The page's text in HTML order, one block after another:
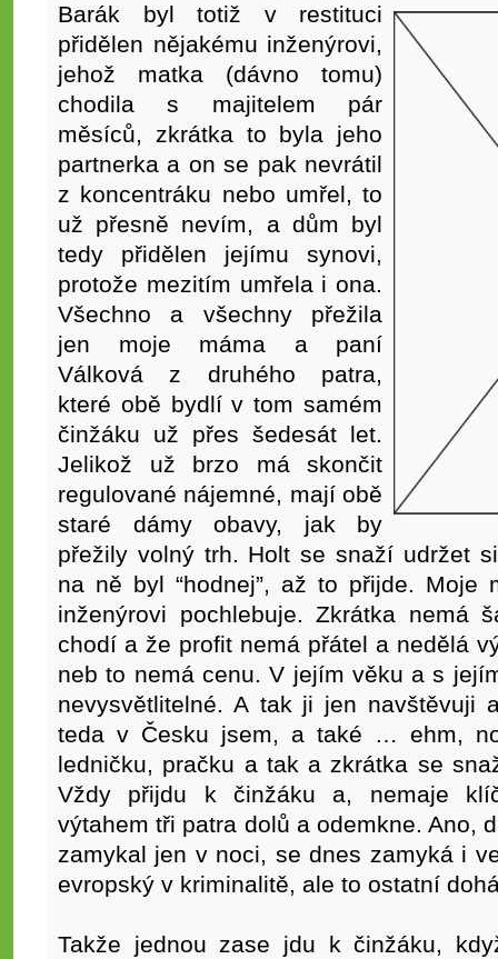
Barák byl totiž v restituci
přidělen nějakému inženýrovi,
jehož matka (dávno tomu)
chodila s majitelem pár
měsíců, zkrátka to byla jeho
partnerka a on se pak nevrátil
z koncentráku nebo umřel, to
už přesně nevím, a dům byl
tedy přidělen jejímu synovi,
protože mezitím umřela i ona.
Všechno a všechny přežila
jen moje máma a paní
Válková z druhého patra,
které obě bydlí v tom samém
činžáku už přes šedesát let.
Jelikož už brzo má skončit
regulované nájemné, mají obě
staré dámy obavy, jak by
přežily volný trh. Holt se snaží udržet
na ně byl “hodnej”, až to přijde. Moje
inženýrovi pochlebuje. Zkrátka nemá
chodí a že profit nemá přátel a nedělá
neb to nemá cenu. V jejím věku a s
nevysvětlitelné. A tak ji jen navštěvuji
teda v Česku jsem, a také … ehm,
ledničku, pračku a tak a zkrátka se
Vždy přijdu k činžáku a, nemaje
výtahem tři patra dolů a odemkne. Ano,
zamykal jen v noci, se dnes zamyká i
evropský v kriminalitě, ale to ostatní
Takže jednou zase jdu k činžáku,